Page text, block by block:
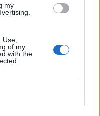
my
of my
with the
2009
que a mas de uno